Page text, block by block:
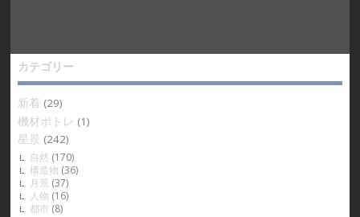
カテゴリー
新着 (29)
機材ポトレ (1)
星景 (242)
自然 (170)
構造物 (36)
月景 (37)
人物 (16)
都市 (8)